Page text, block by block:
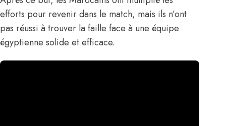
efforts pour revenir dans le match, mais ils n’ont
pas réussi à trouver la faille face à une équipe
égyptienne solide et efficace.